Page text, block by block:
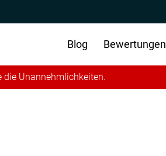
Bewertungen
Blog
die Unannehmlichkeiten.